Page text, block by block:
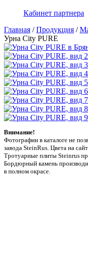
Кабинет партнера
Главная /Продукция /
Урна City PURE
Внимание!
Фотографии в каталоге не
заводa SteinRus. Цвета на
Тротуарные плиты Steinrus
Бордюрный камень
в полном окрасе.